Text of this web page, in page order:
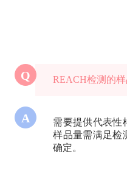
Q REACH检测的
A
需要提供代表性
样品量需满足检
确定。